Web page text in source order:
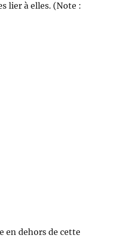
lier à elles. (Note :
en dehors de cette